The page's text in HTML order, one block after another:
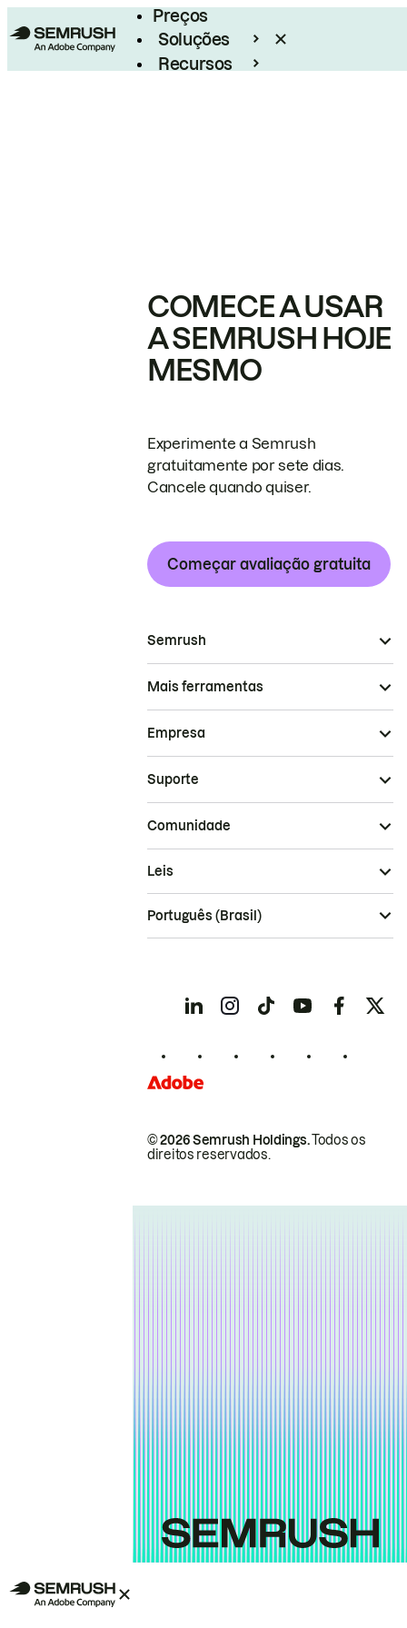
Preços
Soluções
Recursos
COMECE A USAR
A SEMRUSH HOJE
MESMO
Experimente a Semrush
gratuitamente por sete dias.
Cancele quando quiser.
Começar avaliação gratuita
Semrush
Mais ferramentas
Empresa
Suporte
Comunidade
© 2026 Semrush Holdings.Todos os
direitos reservados.
Leis
Português (Brasil)